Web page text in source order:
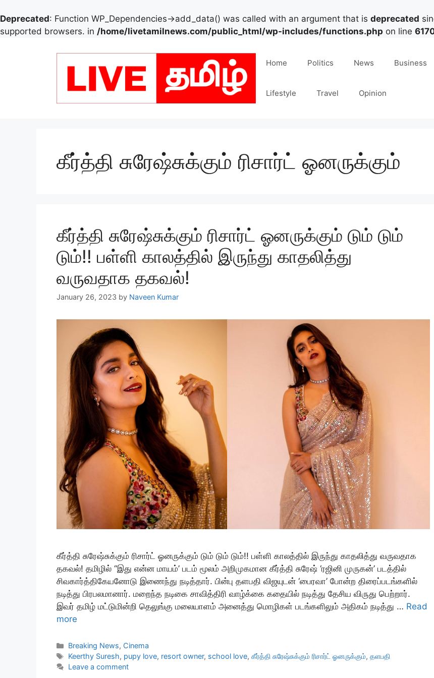
Deprecated: Function WP_Dependencies->add_data() was called with an argument that is deprecated
supported browsers. in /home/livetamilnews.com/public_html/wp-includes/functions.php on line
Home Politics News Business
Lifestyle Travel Opinion
கீர்த்தி சுரேஷ்சுக்கும் ரிசார்ட் ஓனருக்கும்
கீர்த்தி சுரேஷ்சுக்கும் ரிசார்ட் ஓனருக்கும் டும் டும்
டும்!! பள்ளி காலத்தில் இருந்து காதலித்து
வருவதாக தகவல்!
January 26, 2023 by Naveen Kumar
கீர்த்தி சுரேஷ்சுக்கும் ரிசார்ட் ஓனருக்கும் டும் டும் டும்!! பள்ளி காலத்தில் இருந்து காதலித்து வருவதாக
தகவல்! தமிழில் “இது என்ன மாயம்’ படம் மூலம் அறிமுகமான கீர்த்தி சுரேஷ் ‘ரஜினி முருகன்’ படத்தில்
சிவகார்த்திகேயனோடு இணைந்து நடித்தார். பின்பு தளபதி விஜயுடன் ‘பைரவா’ போன்ற திரைப்படங்களில்
நடித்து பிரபலமானார். மறைந்த நடிகை சாவித்திரி வாழ்க்கை கதையில் நடித்து தேசிய விருது பெற்றார்.
இவர் தமிழ் மட்டுமின்றி தெலுங்கு மலையாளம் அனைத்து மொழிகள் படங்களிலும் அதிகம் நடித்து … Read
more
Categories
Breaking News, Cinema
Tags
Keerthy Suresh, pupy love, resort owner, school love,கீர்த்தி சுரேஷ்சுக்கும் ரிசார்ட் ஓனருக்கும்,தளபதி
Leave a comment